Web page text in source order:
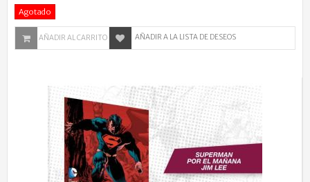
Agotado
AÑADIR AL CARRITO AÑADIR A LA LISTA DE DESEOS